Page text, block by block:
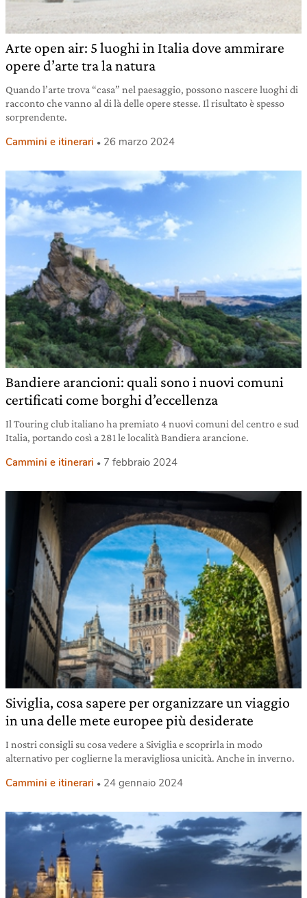
Arte open air: 5 luoghi in Italia dove ammirare
opere d’arte tra la natura
Quando l’arte trova “casa” nel paesaggio, possono nascere luoghi di
racconto che vanno al di là delle opere stesse. Il risultato è spesso
sorprendente.
Cammini e itinerari 26 marzo 2024
Bandiere arancioni: quali sono i nuovi comuni
certificati come borghi d’eccellenza
Il Touring club italiano ha premiato 4 nuovi comuni del centro e sud
Italia, portando così a 281 le località Bandiera arancione.
Cammini e itinerari 7 febbraio 2024
Siviglia, cosa sapere per organizzare un viaggio
in una delle mete europee più desiderate
I nostri consigli su cosa vedere a Siviglia e scoprirla in modo
alternativo per coglierne la meravigliosa unicità. Anche in inverno.
Cammini e itinerari 24 gennaio 2024